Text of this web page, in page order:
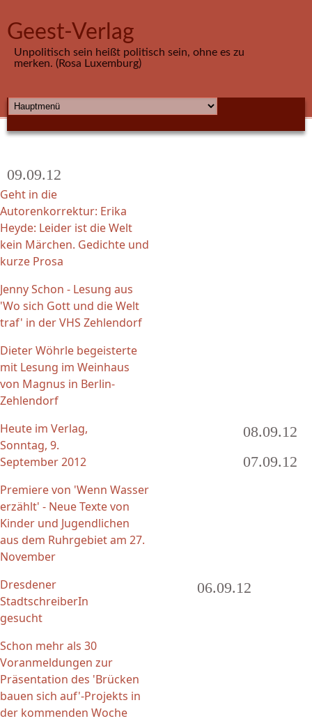
Geest-Verlag
Unpolitisch sein heißt politisch sein, ohne es zu
merken. (Rosa Luxemburg)
HAUPTMENÜ
09.09.12
Geht in die
Autorenkorrektur: Erika
Heyde: Leider ist die Welt
kein Märchen. Gedichte und
kurze Prosa
Jenny Schon - Lesung aus
'Wo sich Gott und die Welt
traf' in der VHS Zehlendorf
Dieter Wöhrle begeisterte
mit Lesung im Weinhaus
von Magnus in Berlin-
Zehlendorf
Heute im Verlag,
Sonntag, 9.
September 2012
08.09.12
Premiere von 'Wenn Wasser
erzählt' - Neue Texte von
Kinder und Jugendlichen
aus dem Ruhrgebiet am 27.
November
Dresdener
StadtschreiberIn
gesucht
Schon mehr als 30
Voranmeldungen zur
Präsentation des 'Brücken
bauen sich auf'-Projekts in
der kommenden Woche
07.09.12
06.09.12
Seiten